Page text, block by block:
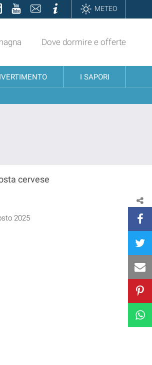
InstagramYouTubeContattiInformazioniMETEO
Dove dormire e offerte
I SAPORI
cervese
2025